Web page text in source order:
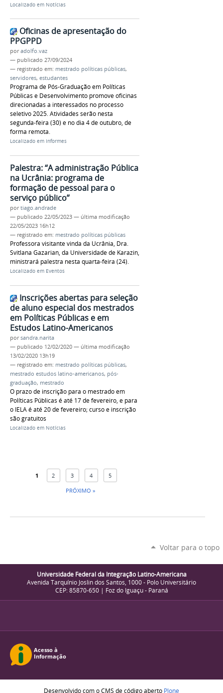
Localizado em Notícias
Oficinas de apresentação do
PPGPPD
poradolfo.vaz
— publicado 27/09/2024
— registrado em: mestrado políticas públicas,
servidores, estudantes
Programa de Pós-Graduação em Políticas
Públicas e Desenvolvimento promove oficinas
direcionadas a interessados no processo
seletivo 2025. Atividades serão nesta
segunda-feira (30) e no dia 4 de outubro, de
forma remota.
Localizado em Informes
Palestra: “A administração Pública
na Ucrânia: programa de
formação de pessoal para o
serviço público”
portiago.andrade
— publicado 22/05/2023 — última modificação
22/05/2023 16h12
— registrado em: mestrado políticas públicas
Professora visitante vinda da Ucrânia, Dra.
Svitlana Gazarian, da Universidade de Karazin,
ministrará palestra nesta quarta-feira (24).
Localizado em Eventos
Inscrições abertas para seleção
de aluno especial dos mestrados
em Políticas Públicas e em
Estudos Latino-Americanos
porsandra.narita
— publicado 12/02/2020 — última modificação
13/02/2020 13h19
— registrado em: mestrado políticas públicas,
mestrado estudos latino-americanos, pós-
graduação, mestrado
O prazo de inscrição para o mestrado em
Políticas Públicas é até 17 de fevereiro, e para
o IELA é até 20 de fevereiro; curso e inscrição
são gratuitos
Localizado em Notícias
1 2 3 4
5
PRÓXIMO »
Voltar para o topo
Universidade Federal da Integração Latino-Americana
Avenida Tarquínio Joslin dos Santos, 1000 - Polo Universitário
CEP: 85870-650 | Foz do Iguaçu - Paraná
Desenvolvido com o CMS de código aberto Plone